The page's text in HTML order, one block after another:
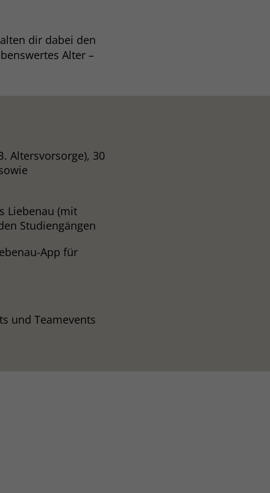
dir dabei den
Alter –
Altersvorsorge), 30
Liebenau (mit
Studiengängen
App für
und Teamevents